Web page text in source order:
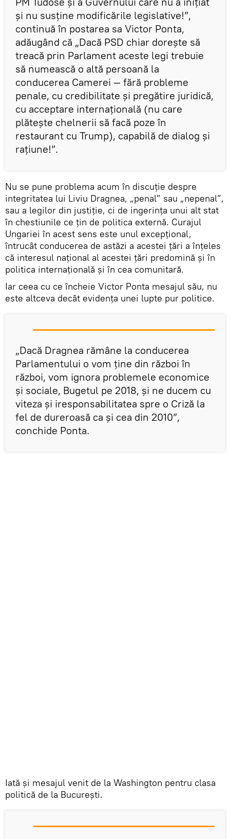
și nu susține modificările legislative!”,
continuă în postarea sa Victor Ponta,
adăugând că „Dacă PSD chiar dorește să
treacă prin Parlament aceste legi trebuie
să numească o altă persoană la
conducerea Camerei — fără probleme
penale, cu credibilitate și pregătire juridică,
cu acceptare internațională (nu care
plătește chelnerii să facă poze în
restaurant cu Trump), capabilă de dialog și
rațiune!”.
Nu se pune problema acum în discuție despre
integritatea lui Liviu Dragnea, „penal” sau „nepenal”,
sau a legilor din justiție, ci de ingerința unui alt stat
în chestiunile ce țin de politica externă. Curajul
Ungariei în acest sens este unul excepțional,
întrucât conducerea de astăzi a acestei țări a înțeles
că interesul național al acestei țări predomină și în
politica internațională și în cea comunitară.
Iar ceea cu ce încheie Victor Ponta mesajul său, nu
este altceva decât evidența unei lupte pur politice.
„Dacă Dragnea rămâne la conducerea
Parlamentului o vom ține din război în
război, vom ignora problemele economice
și sociale, Bugetul pe 2018, și ne ducem cu
viteza și iresponsabilitatea spre o Criză la
fel de dureroasă ca și cea din 2010”,
conchide Ponta.
Iată și mesajul venit de la Washington pentru clasa
politică de la București.